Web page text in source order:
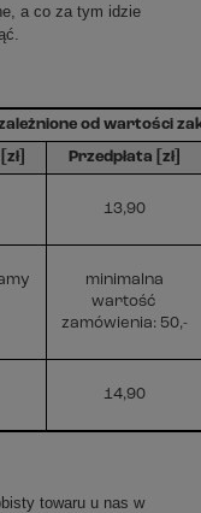
a co za tym idzie
od wartości
Przedpłata [zł]
13,90
minimalna
wartość
zamówienia: 50,-
14,90
towaru u nas w